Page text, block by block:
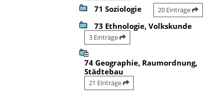
71 Soziologie 20 Einträge
73 Ethnologie, Volkskunde
3 Einträge
74 Geographie, Raumordnung,
Städtebau
21 Einträge